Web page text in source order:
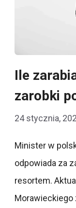
Ile
zarobki
24 stycznia,
Minister w
odpowiada za
resortem.